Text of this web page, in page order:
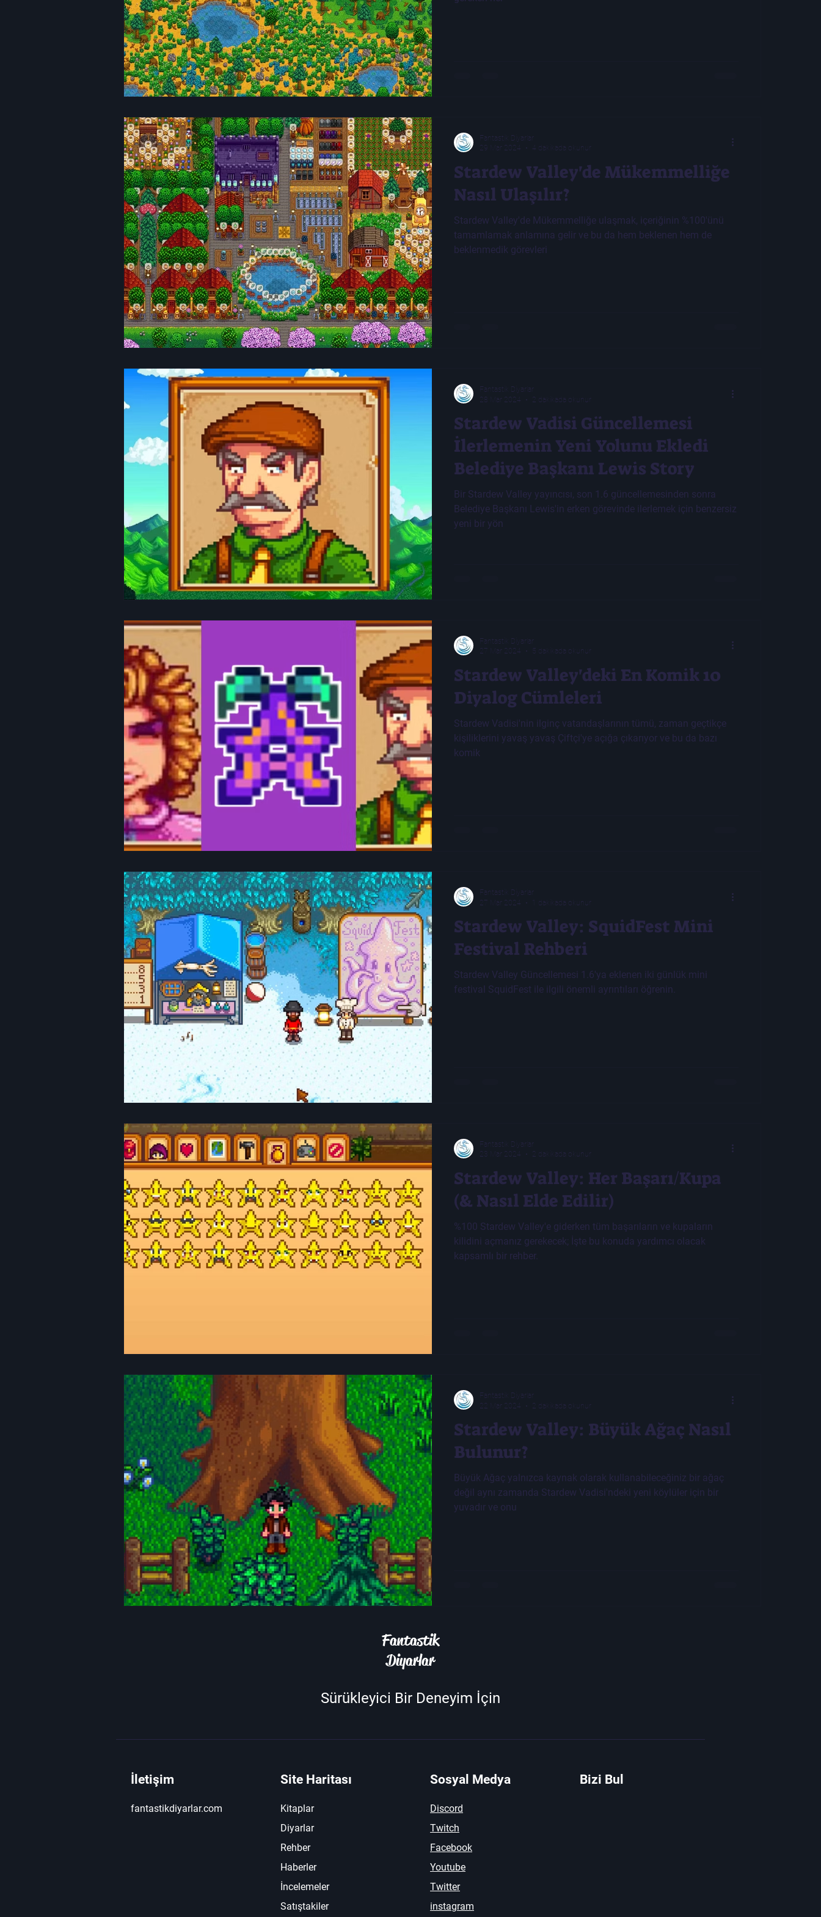
Stardew Valley'de Mükemmelliğe
Nasıl Ulaşılır?
Stardew Valley'de Mükemmelliğe ulaşmak, içeriğinin %100'ünü
tamamlamak anlamına gelir ve bu da hem beklenen hem de
beklenmedik görevleri
Fantastik Diyarlar
29 Mar 2024
4 dakikada okunur
Stardew Vadisi Güncellemesi
İlerlemenin Yeni Yolunu Ekledi
Belediye Başkanı Lewis Story
Bir Stardew Valley yayıncısı, son 1.6 güncellemesinden sonra
Belediye Başkanı Lewis'in erken görevinde ilerlemek için benzersiz
yeni bir yön
Fantastik Diyarlar
28 Mar 2024
2 dakikada okunur
Stardew Valley'deki En Komik 10
Diyalog Cümleleri
Stardew Vadisi'nin ilginç vatandaşlarının tümü, zaman geçtikçe
kişiliklerini yavaş yavaş Çiftçi'ye açığa çıkarıyor ve bu da bazı
komik
Fantastik Diyarlar
27 Mar 2024
5 dakikada okunur
Stardew Valley: SquidFest Mini
Festival Rehberi
Stardew Valley Güncellemesi 1.6'ya eklenen iki günlük mini
festival SquidFest ile ilgili önemli ayrıntıları öğrenin.
Fantastik Diyarlar
27 Mar 2024
1 dakikada okunur
Stardew Valley: Her Başarı/Kupa
(& Nasıl Elde Edilir)
%100 Stardew Valley'e giderken tüm başarıların ve kupaların
kilidini açmanız gerekecek; İşte bu konuda yardımcı olacak
kapsamlı bir rehber.
Fantastik Diyarlar
23 Mar 2024
2 dakikada okunur
Stardew Valley: Büyük Ağaç Nasıl
Bulunur?
Büyük Ağaç yalnızca kaynak olarak kullanabileceğiniz bir ağaç
değil aynı zamanda Stardew Vadisi'ndeki yeni köylüler için bir
yuvadır ve onu
Fantastik Diyarlar
22 Mar 2024
2 dakikada okunur
Fantastik
Diyarlar
Sürükleyici Bir Deneyim İçin
İletişim
fantastikdiyarlar.com
Site Haritası
Kitaplar
Diyarlar
Rehber
Haberler
İncelemeler
Satıştakiler
Sosyal Medya
Discord
Twitch
Facebook
Youtube
Twitter
instagram
Bizi Bul